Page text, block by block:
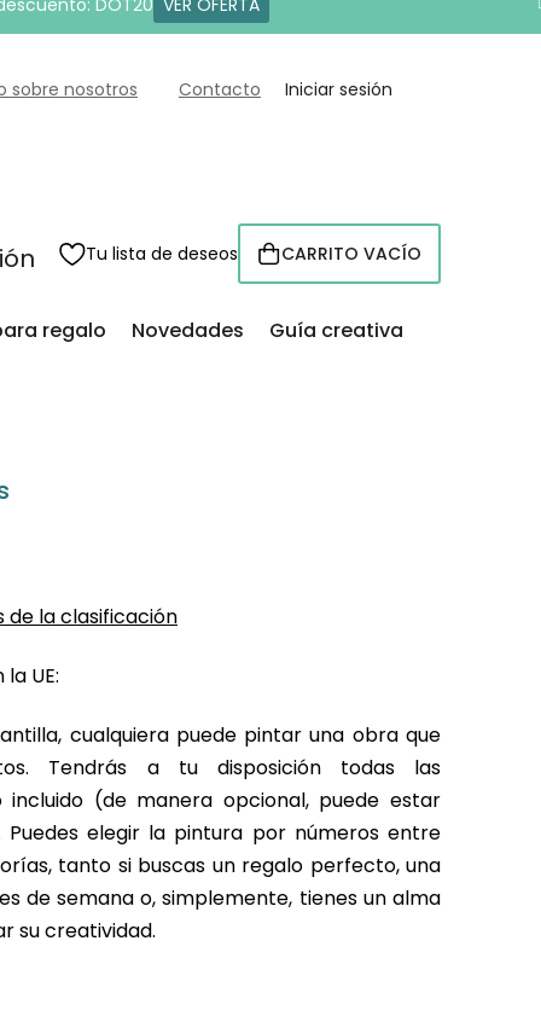
DOT20 VER OFERTA
sobre nosotros Contacto Iniciar sesión
Tu lista de deseos CESTA
CARRITO VACÍO
regalo Novedades Guía creativa
de la clasificación
UE:
cualquiera puede pintar una obra que
Tendrás a tu disposición todas las
incluido (de manera opcional, puede estar
elegir la pintura por números entre
tanto si buscas un regalo perfecto, una
de semana o, simplemente, tienes un alma
su creatividad.